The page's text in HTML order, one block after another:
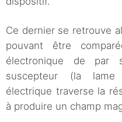
Ce dernier se retrouve
pouvant être
électronique de par
suscepteur (la
électrique traverse la
à produire un champ